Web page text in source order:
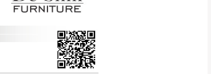
祖、澎湖地區
詳細尺寸以實品
，並須保持商品全新